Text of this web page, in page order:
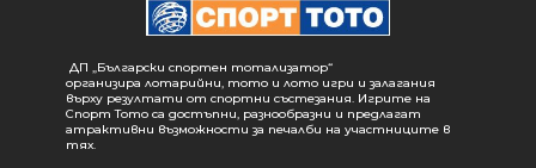
ДП „Български спортен тотализатор“
организира лотарийни, тото и лото игри и залагания
върху резултати от спортни състезания. Игрите на
Спорт Тото са достъпни, разнообразни и предлагат
атрактивни възможности за печалби на участниците в
тях.